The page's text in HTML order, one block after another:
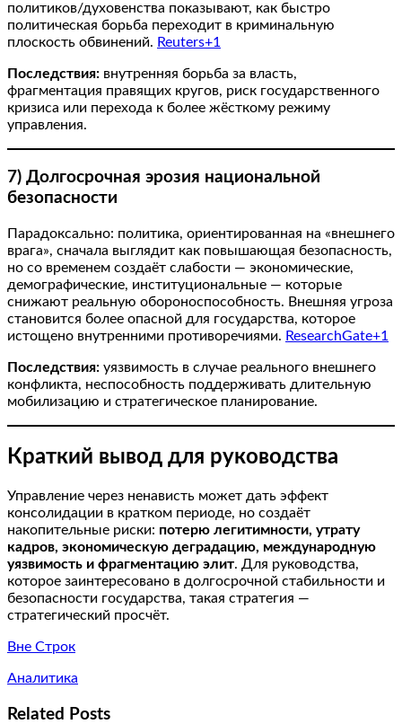
политиков/духовенства показывают, как быстро
политическая борьба переходит в криминальную
плоскость обвинений. Reuters+1
Последствия: внутренняя борьба за власть,
фрагментация правящих кругов, риск государственного
кризиса или перехода к более жёсткому режиму
управления.
7) Долгосрочная эрозия национальной
безопасности
Парадоксально: политика, ориентированная на «внешнего
врага», сначала выглядит как повышающая безопасность,
но со временем создаёт слабости — экономические,
демографические, институциональные — которые
снижают реальную обороноспособность. Внешняя угроза
становится более опасной для государства, которое
истощено внутренними противоречиями. ResearchGate+1
Последствия: уязвимость в случае реального внешнего
конфликта, неспособность поддерживать длительную
мобилизацию и стратегическое планирование.
Краткий вывод для руководства
Управление через ненависть может дать эффект
консолидации в кратком периоде, но создаёт
накопительные риски: потерю легитимности, утрату
кадров, экономическую деградацию, международную
уязвимость и фрагментацию элит. Для руководства,
которое заинтересовано в долгосрочной стабильности и
безопасности государства, такая стратегия —
стратегический просчёт.
Вне Строк
Аналитика
Related Posts